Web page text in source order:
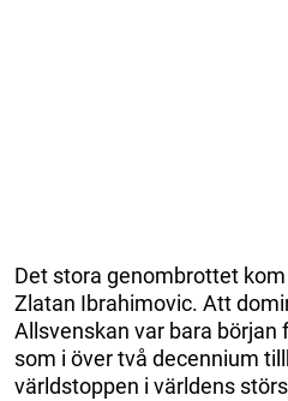
Det stora genombrottet
Zlatan Ibrahimovic. Att
Allsvenskan var bara början
som i över två decennium
världstoppen i världens